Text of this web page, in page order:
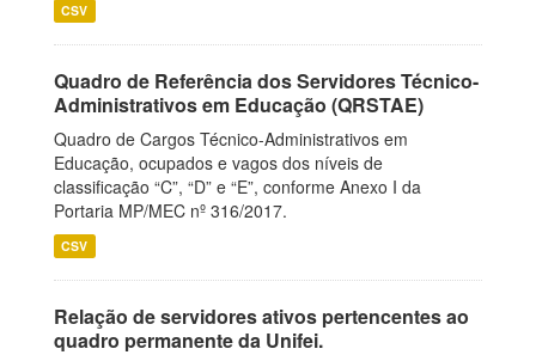
CSV
Quadro de Referência dos Servidores Técnico-
Administrativos em Educação (QRSTAE)
Quadro de Cargos Técnico-Administrativos em
Educação, ocupados e vagos dos níveis de
classificação “C”, “D” e “E”, conforme Anexo I da
Portaria MP/MEC nº 316/2017.
CSV
Relação de servidores ativos pertencentes ao
quadro permanente da Unifei.